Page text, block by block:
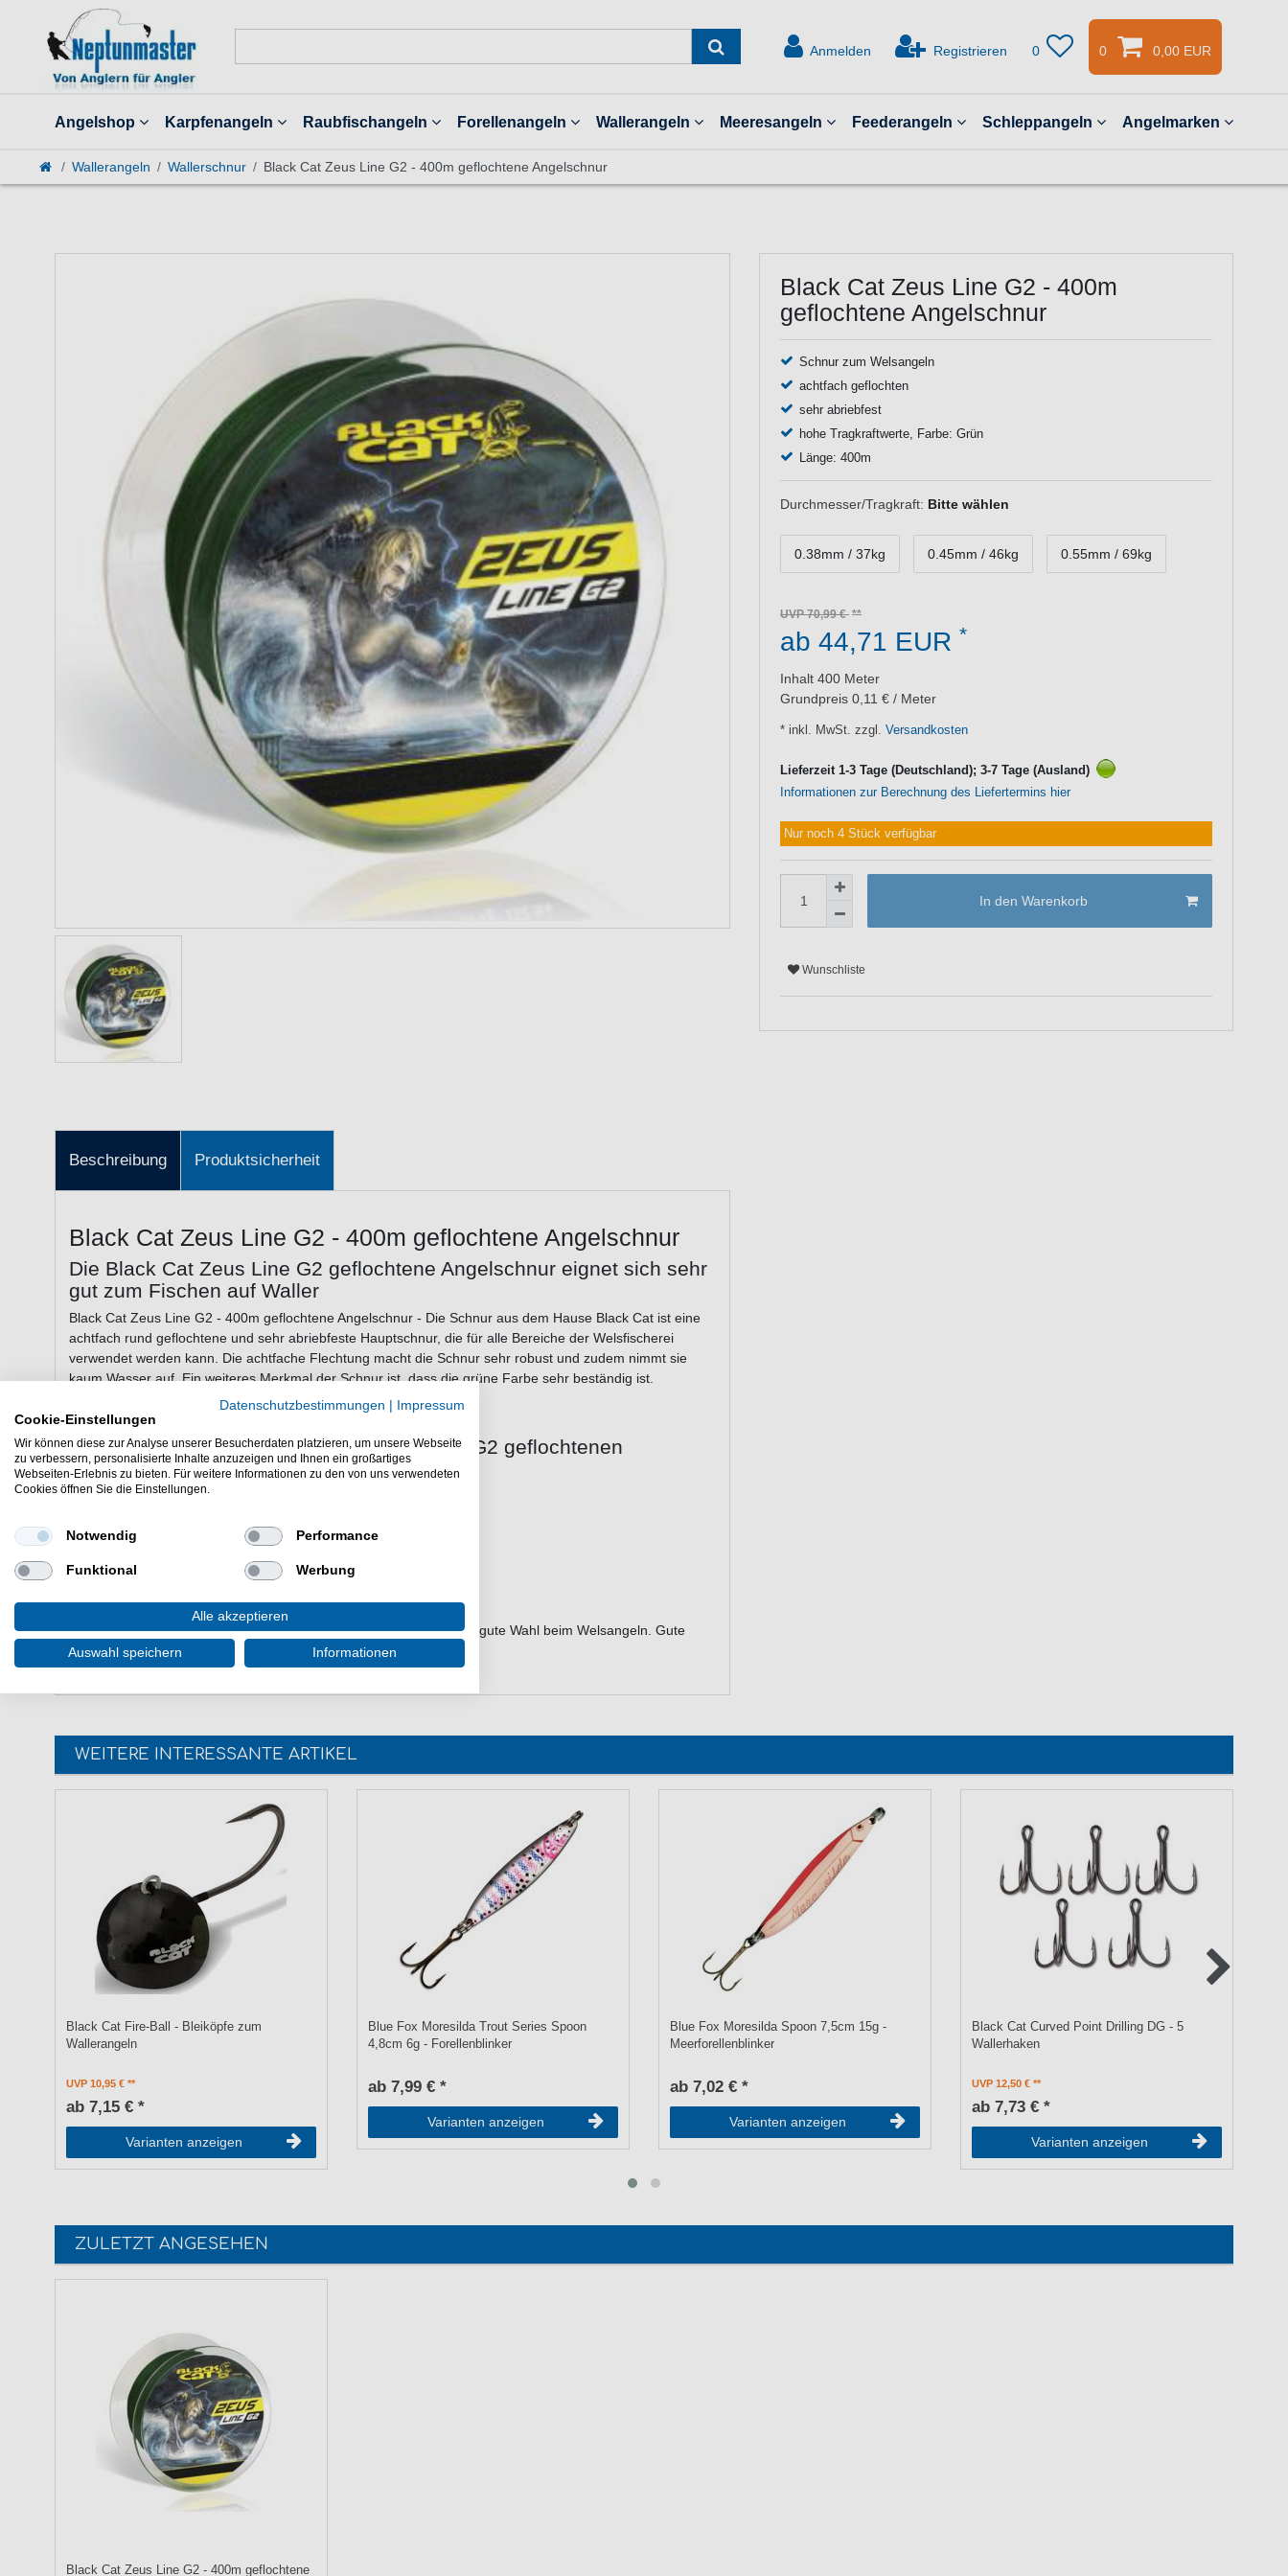
Anmelden Registrieren 0 0 0,00 EUR
Angelshop Karpfenangeln Raubfischangeln Forellenangeln Wallerangeln Meeresangeln Feederangeln Schleppangeln Angelmarken
Wallerangeln Wallerschnur Black Cat Zeus Line G2 - 400m geflochtene Angelschnur
Black Cat Zeus Line G2 - 400m
geflochtene Angelschnur
Schnur zum Welsangeln
achtfach geflochten
sehr abriebfest
hohe Tragkraftwerte, Farbe: Grün
Länge: 400m
Durchmesser/Tragkraft: Bitte wählen
0.38mm / 37kg 0.45mm / 46kg 0.55mm / 69kg
UVP 70,99 €
ab 44,71 EUR *
Inhalt 400 Meter
Grundpreis 0,11 € / Meter
* inkl. MwSt. zzgl. Versandkosten
Lieferzeit 1-3 Tage (Deutschland); 3-7 Tage (Ausland)
Informationen zur Berechnung des Liefertermins hier
Nur noch 4 Stück verfügbar
In den Warenkorb
Wunschliste
Beschreibung Produktsicherheit
Black Cat Zeus Line G2 - 400m geflochtene Angelschnur
Die Black Cat Zeus Line G2 geflochtene Angelschnur eignet sich sehr
gut zum Fischen auf Waller
Black Cat Zeus Line G2 - 400m geflochtene Angelschnur - Die Schnur aus dem Hause Black Cat ist eine
achtfach rund geflochtene und sehr abriebfeste Hauptschnur, die für alle Bereiche der Welsfischerei
verwendet werden kann. Die achtfache Flechtung macht die Schnur sehr robust und zudem nimmt sie
kaum Wasser auf. Ein weiteres Merkmal der Schnur ist, dass die grüne Farbe sehr beständig ist.
Eigenschaften von der Black Cat Zeus Line G2 geflochtenen
Angelschnur
Schnur zum Welsangeln
sehr abriebfest
Farbe: Grün
Die Black Cat Zeus Line G2 400m geflochtene Angelschnur ist eine gute Wahl beim Welsangeln. Gute
Geflechtschnur für das Fischen in Seen und in Flüssen.
WEITERE INTERESSANTE ARTIKEL
Black Cat Fire-Ball - Bleiköpfe zum
Wallerangeln
UVP 10,95 €
ab 7,15 € *
Varianten anzeigen
Blue Fox Moresilda Trout Series Spoon
4,8cm 6g - Forellenblinker
ab 7,99 € *
Varianten anzeigen
Blue Fox Moresilda Spoon 7,5cm 15g -
Meerforellenblinker
ab 7,02 € *
Varianten anzeigen
Black Cat Curved Point Drilling DG - 5
Wallerhaken
UVP 12,50 €
ab 7,73 € *
Varianten anzeigen
ZULETZT ANGESEHEN
Black Cat Zeus Line G2 - 400m geflochtene
Datenschutzbestimmungen | Impressum
Cookie-Einstellungen
Wir können diese zur Analyse unserer Besucherdaten platzieren, um unsere Webseite
zu verbessern, personalisierte Inhalte anzuzeigen und Ihnen ein großartiges
Webseiten-Erlebnis zu bieten. Für weitere Informationen zu den von uns verwendeten
Cookies öffnen Sie die Einstellungen.
Notwendig Performance
Funktional Werbung
Alle akzeptieren
Auswahl speichern Informationen